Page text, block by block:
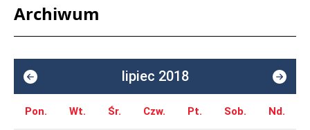
Archiwum
lipiec 2018
Pon. Wt. Śr. Czw. Pt. Sob. Nd.